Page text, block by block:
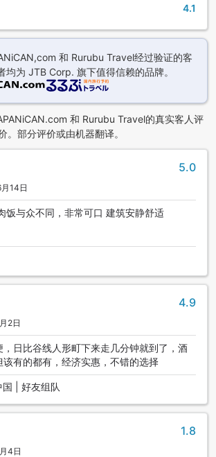
4.1
和 Rurubu Travel经过验证的客
均为 JTB Corp. 旗下值得信赖的品牌。
和 Rurubu Travel的真实客人评
。部分评价或由机器翻译。
5.0
14日
饭与众不同，非常可口 建筑安静舒适
4.9
2日
日比谷线人形町下来走几分钟就到了，酒
该有的都有，经济实惠，不错的选择
国 | 好友组队
1.8
4日